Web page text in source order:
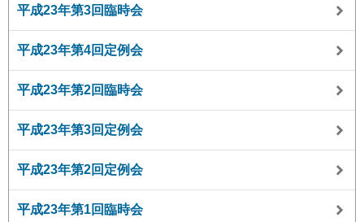
平成23年第3回臨時会
平成23年第4回定例会
平成23年第2回臨時会
平成23年第3回定例会
平成23年第2回定例会
平成23年第1回臨時会